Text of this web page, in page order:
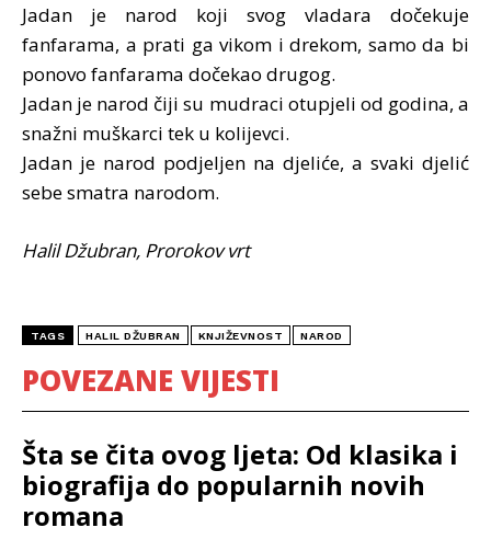
Jadan je narod koji svog vladara dočekuje
fanfarama, a prati ga vikom i drekom, samo da bi
ponovo fanfarama dočekao drugog.
Jadan je narod čiji su mudraci otupjeli od godina, a
snažni muškarci tek u kolijevci.
Jadan je narod podjeljen na djeliće, a svaki djelić
sebe smatra narodom.
Halil Džubran, Prorokov vrt
TAGS HALIL DŽUBRAN KNJIŽEVNOST NAROD
POVEZANE VIJESTI
Šta se čita ovog ljeta: Od klasika i
biografija do popularnih novih
romana